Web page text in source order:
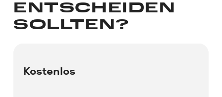
ENTSCHEIDEN
SOLLTEN?
Kostenlos